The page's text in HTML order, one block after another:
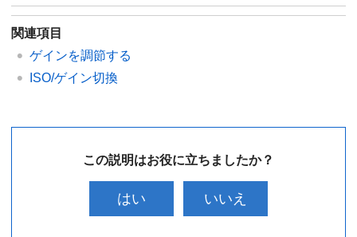
関連項目
ゲインを調節する
ISO/ゲイン切換
この説明はお役に立ちましたか？
はい いいえ